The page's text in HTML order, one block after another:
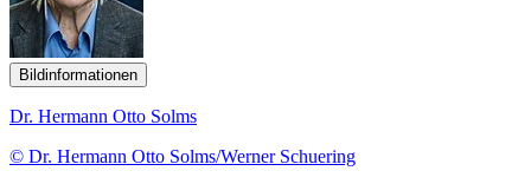
Bildinformationen
Dr. Hermann Otto Solms
© Dr. Hermann Otto Solms/Werner Schuering